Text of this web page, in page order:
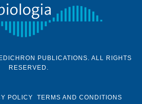
PUBLICATIONS. ALL RIGHTS
RESERVED.
POLICY TERMS AND CONDITIONS